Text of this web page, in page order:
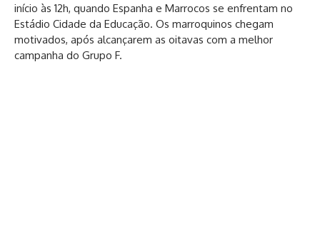
início às 12h, quando Espanha e Marrocos se enfrentam no
Estádio Cidade da Educação. Os marroquinos chegam
motivados, após alcançarem as oitavas com a melhor
campanha do Grupo F.